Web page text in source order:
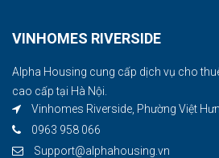
VINHOMES RIVERSIDE
Alpha Housing cung cấp dịch vụ cho
cao cấp tại Hà Nội.
Vinhomes Riverside, Phường Việt
0963 958 066
Support@alphahousing.vn